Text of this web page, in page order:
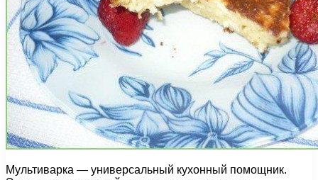
Мультиварка — универсальный кухонный помощник.